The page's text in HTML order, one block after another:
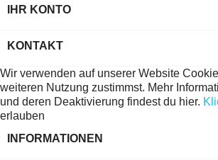
IHR KONTO
KONTAKT
Wir verwenden auf unserer Website
weiteren Nutzung zustimmst. Mehr
und deren Deaktivierung findest du hier.
erlauben
INFORMATIONEN